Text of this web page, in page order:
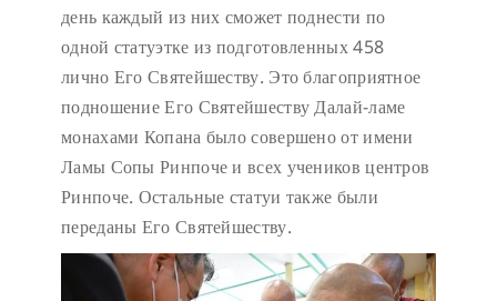
день каждый из них сможет поднести по
одной статуэтке из подготовленных 458
лично Его Святейшеству. Это благоприятное
подношение Его Святейшеству Далай-ламе
монахами Копана было совершено от имени
Ламы Сопы Ринпоче и всех учеников центров
Ринпоче. Остальные статуи также были
переданы Его Святейшеству.